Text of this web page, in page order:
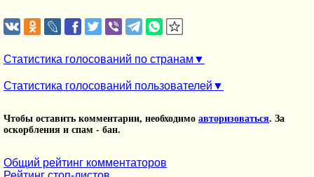
Статистика голосований по странам
Статистика голосований пользователей
Чтобы оставить комментарии, необходимо авторизоваться. За
оскорбления и спам - бан.
Общий рейтинг комментаторов